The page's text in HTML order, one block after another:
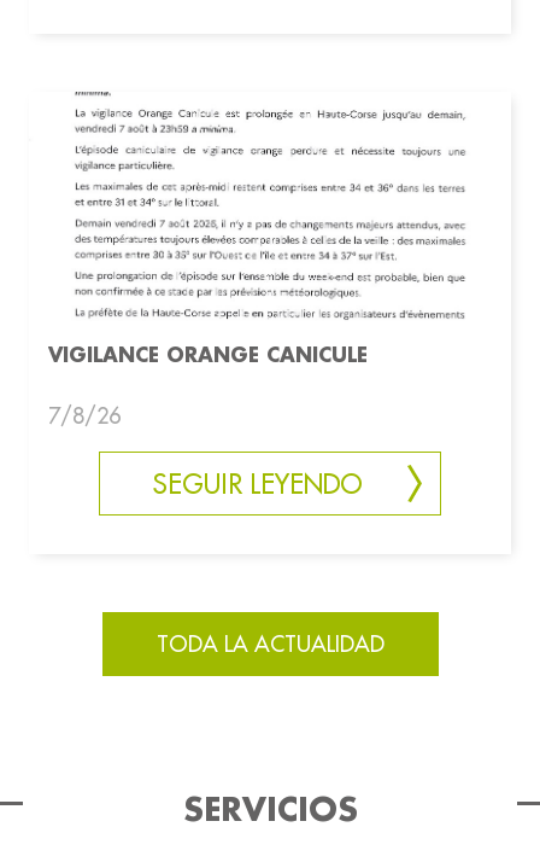
VIGILANCE ORANGE CANICULE
7/8/26
SEGUIR LEYENDO
TODA LA ACTUALIDAD
SERVICIOS